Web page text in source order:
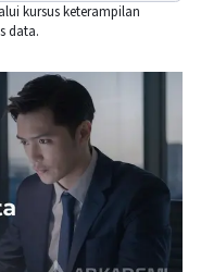
kursus keterampilan
data.